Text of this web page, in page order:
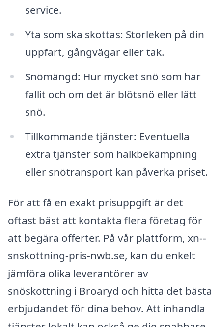
service.
Yta som ska skottas: Storleken på din
uppfart, gångvägar eller tak.
Snömängd: Hur mycket snö som har
fallit och om det är blötsnö eller lätt
snö.
Tillkommande tjänster: Eventuella
extra tjänster som halkbekämpning
eller snötransport kan påverka priset.
För att få en exakt prisuppgift är det
oftast bäst att kontakta flera företag för
att begära offerter. På vår plattform, xn--
snskottning-pris-nwb.se, kan du enkelt
jämföra olika leverantörer av
snöskottning i Broaryd och hitta det bästa
erbjudandet för dina behov. Att inhandla